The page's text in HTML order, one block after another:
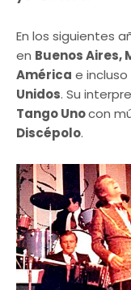
En los siguientes
en Buenos Aires,
América e
Unidos. Su
Tango Unocon
Discépolo.